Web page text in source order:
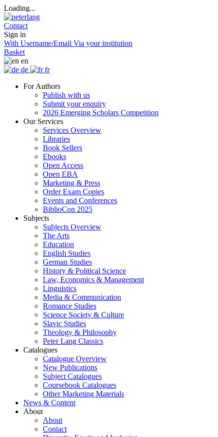
Loading...
Contact
Sign in
With Username/Email Via your institution
Basket
en
de
fr
For Authors
Publish with us
Submit your enquiry
2026 Emerging Scholars Competition
Our Services
Services Overview
Libraries
Book Sellers
Ebooks
Open Access
Open EBA
Marketing & Press
Order Exam Copies
Events and Conferences
BiblioCon 2025
Subjects
Subjects Overview
The Arts
Education
English Studies
German Studies
History & Political Science
Law, Economics & Management
Linguistics
Media & Communication
Romance Studies
Science Society & Culture
Slavic Studies
Theology & Philosophy
Peter Lang Classics
Catalogues
Catalogue Overview
New Publications
Subject Catalogues
Coursebook Catalogues
Other Marketing Materials
News & Content
About
About
Contact